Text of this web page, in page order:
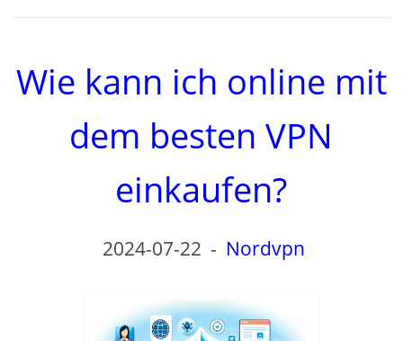
Wie kann ich online mit
dem besten VPN
einkaufen?
2024-07-22 - Nordvpn